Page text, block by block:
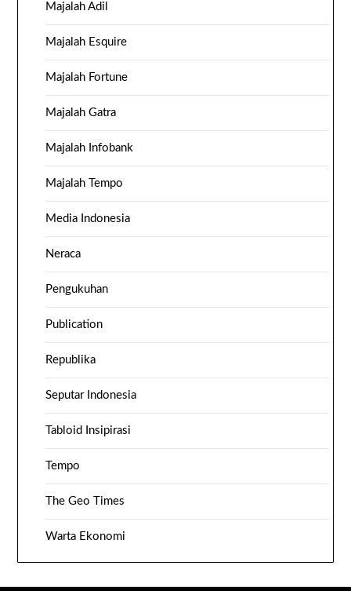
Majalah Adil
Majalah Esquire
Majalah Fortune
Majalah Gatra
Majalah Infobank
Majalah Tempo
Media Indonesia
Neraca
Pengukuhan
Publication
Republika
Seputar Indonesia
Tabloid Insipirasi
Tempo
The Geo Times
Warta Ekonomi